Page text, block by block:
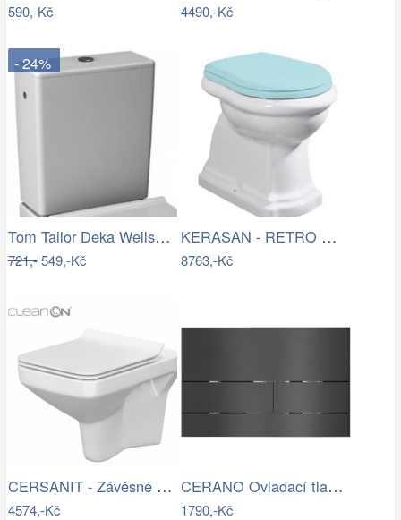
590,-Kč 4490,-Kč
- 24%
Tom Tailor Deka Wellsoft Warm Coral,…
721,-549,-Kč
KERASAN - RETRO WC mísa stojící, 38…
8763,-Kč
CERSANIT - Závěsné WC COMO NEW CLEANON…
4574,-Kč
CERANO Ovladací tlačítko WC modulů Lite…
1790,-Kč